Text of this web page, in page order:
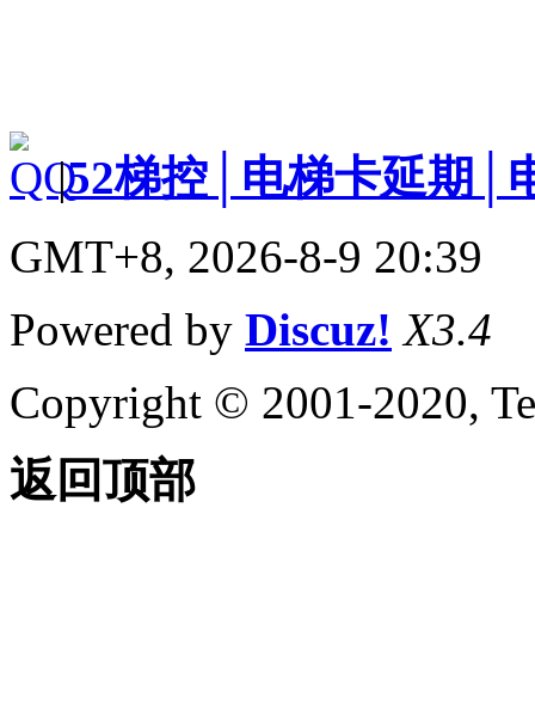
|52梯控│电梯卡延期│
GMT+8, 2026-8-9 20:39
Powered by Discuz! X3.4
Copyright © 2001-2020,
返回顶部